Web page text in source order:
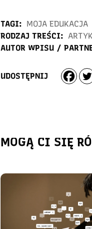
TAGI: MOJA EDUKACJA
RODZAJ TREŚCI:
AUTOR WPISU /
UDOSTĘPNIJ
MOGĄ CI SIĘ